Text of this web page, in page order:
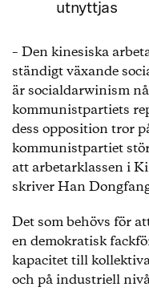
utnyttjas
– Den kinesiska
ständigt växande
är socialdarwinism
kommunistpartiets
dess opposition tror
kommunistpartiet
att arbetarklassen i
skriver Han
Det som behövs för
en demokratisk
kapacitet till
och på industriell